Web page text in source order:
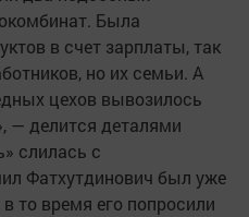
Была
в счет зарплаты, так
но их семьи. А
цехов вывозилось
— делится деталями
слилась с
Фатхутдинович был уже
то время его попросили